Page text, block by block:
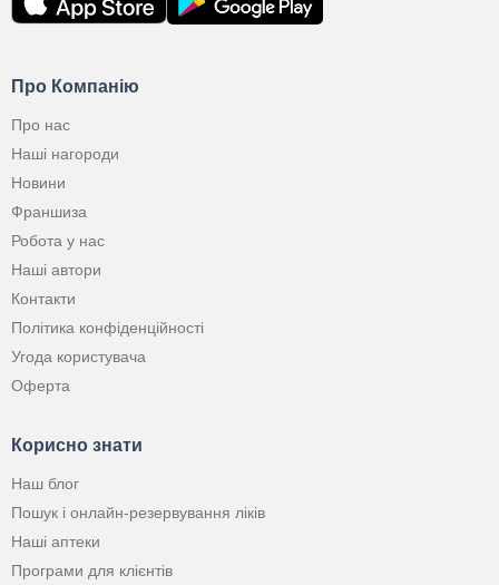
Про Компанію
Про нас
Наші нагороди
Новини
Франшиза
Робота у нас
Наші автори
Контакти
Політика конфіденційності
Угода користувача
Оферта
Корисно знати
Наш блог
Пошук і онлайн-резервування ліків
Наші аптеки
Програми для клієнтів